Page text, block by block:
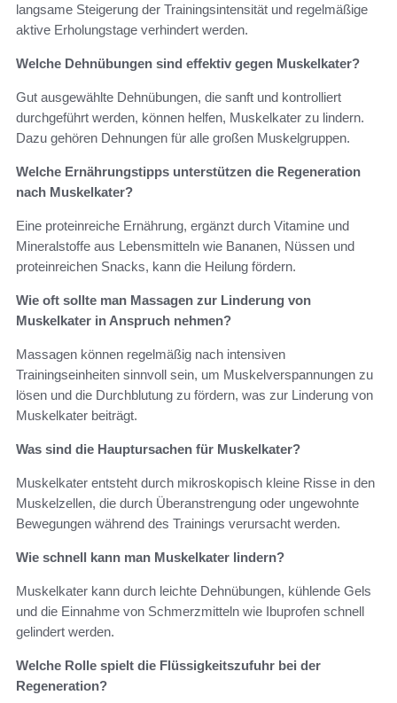
langsame Steigerung der Trainingsintensität und regelmäßige
aktive Erholungstage verhindert werden.
Welche Dehnübungen sind effektiv gegen Muskelkater?
Gut ausgewählte Dehnübungen, die sanft und kontrolliert
durchgeführt werden, können helfen, Muskelkater zu lindern.
Dazu gehören Dehnungen für alle großen Muskelgruppen.
Welche Ernährungstipps unterstützen die Regeneration
nach Muskelkater?
Eine proteinreiche Ernährung, ergänzt durch Vitamine und
Mineralstoffe aus Lebensmitteln wie Bananen, Nüssen und
proteinreichen Snacks, kann die Heilung fördern.
Wie oft sollte man Massagen zur Linderung von
Muskelkater in Anspruch nehmen?
Massagen können regelmäßig nach intensiven
Trainingseinheiten sinnvoll sein, um Muskelverspannungen zu
lösen und die Durchblutung zu fördern, was zur Linderung von
Muskelkater beiträgt.
Was sind die Hauptursachen für Muskelkater?
Muskelkater entsteht durch mikroskopisch kleine Risse in den
Muskelzellen, die durch Überanstrengung oder ungewohnte
Bewegungen während des Trainings verursacht werden.
Wie schnell kann man Muskelkater lindern?
Muskelkater kann durch leichte Dehnübungen, kühlende Gels
und die Einnahme von Schmerzmitteln wie Ibuprofen schnell
gelindert werden.
Welche Rolle spielt die Flüssigkeitszufuhr bei der
Regeneration?